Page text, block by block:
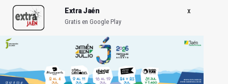
Extra Jaén
Gratis en Google Play